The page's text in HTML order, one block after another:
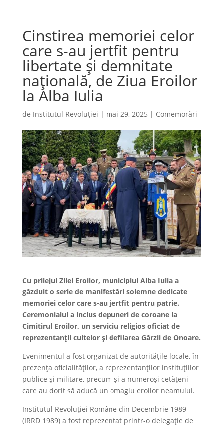
Cinstirea memoriei celor
care s-au jertfit pentru
libertate și demnitate
națională, de Ziua Eroilor
la Alba Iulia
de Institutul Revoluției | mai 29, 2025 | Comemorări
Cu prilejul Zilei Eroilor, municipiul Alba Iulia a
găzduit o serie de manifestări solemne dedicate
memoriei celor care s-au jertfit pentru patrie.
Ceremonialul a inclus depuneri de coroane la
Cimitirul Eroilor, un serviciu religios oficiat de
reprezentanții cultelor și defilarea Gărzii de Onoare.
Evenimentul a fost organizat de autoritățile locale, în
prezența oficialităților, a reprezentanților instituțiilor
publice și militare, precum și a numeroși cetățeni
care au dorit să aducă un omagiu eroilor neamului.
Institutul Revoluției Române din Decembrie 1989
(IRRD 1989) a fost reprezentat printr-o delegație de